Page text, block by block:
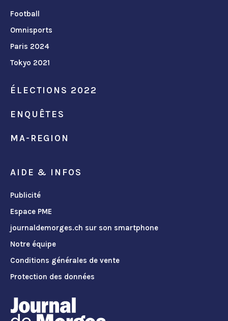
Football
Omnisports
Paris 2024
Tokyo 2021
ÉLECTIONS 2022
ENQUÊTES
MA-REGION
AIDE & INFOS
Publicité
Espace PME
journaldemorges.ch sur son smartphone
Notre équipe
Conditions générales de vente
Protection des données